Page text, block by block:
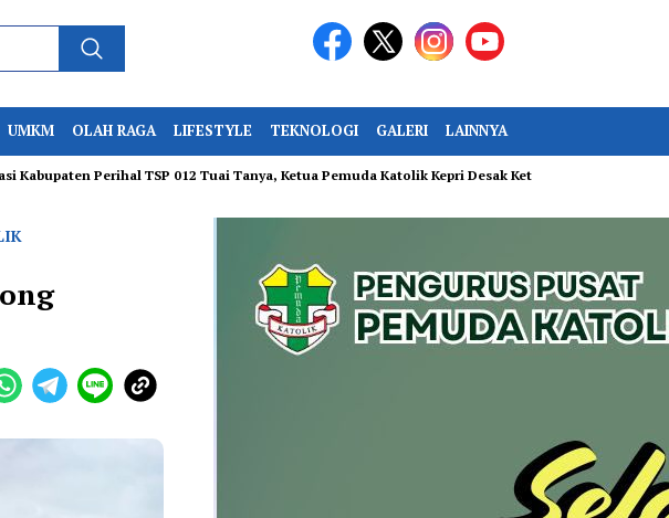
UMKM OLAH RAGA LIFESTYLE TEKNOLOGI GALERI LAINNYA
Perihal TSP 012 Tuai Tanya, Ketua Pemuda Katolik Kepri Desak Keterbukaan